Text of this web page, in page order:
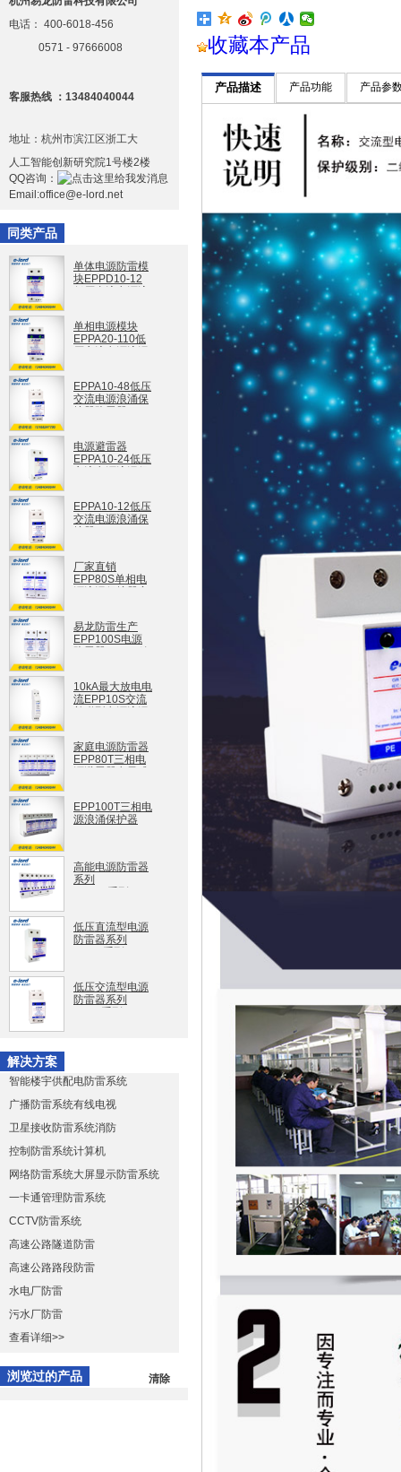
电话： 400-6018-456
0571 - 97666008
客服热线 ：13484040044
地址：杭州市滨江区浙工大
人工智能创新研究院1号楼2楼
QQ咨询：
Email:office@e-lord.net
同类产品
单体电源防雷模
块EPPD10-12
单相电源模块
EPPA20-110低
EPPA10-48低压
交流电源浪涌保
电源避雷器
EPPA10-24低压
EPPA10-12低压
交流电源浪涌保
厂家直销
EPP80S单相电
易龙防雷生产
EPP100S电源
10kA最大放电电
流EPP10S交流
家庭电源防雷器
EPP80T三相电
EPP100T三相电
源浪涌保护器
高能电源防雷器
系列
低压直流型电源
防雷器系列
低压交流型电源
防雷器系列
解决方案
智能楼宇供配电防雷系统
广播防雷系统有线电视
卫星接收防雷系统消防
控制防雷系统计算机
网络防雷系统大屏显示防雷系统
一卡通管理防雷系统
CCTV防雷系统
高速公路隧道防雷
高速公路路段防雷
水电厂防雷
污水厂防雷
查看详细>>
浏览过的产品 清除
收藏本产品
产品描述 产品功能 产品参